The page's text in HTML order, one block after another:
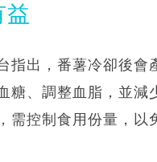
益
指出，番薯冷卻後
糖、調整血脂，並減
控制食用份量，以